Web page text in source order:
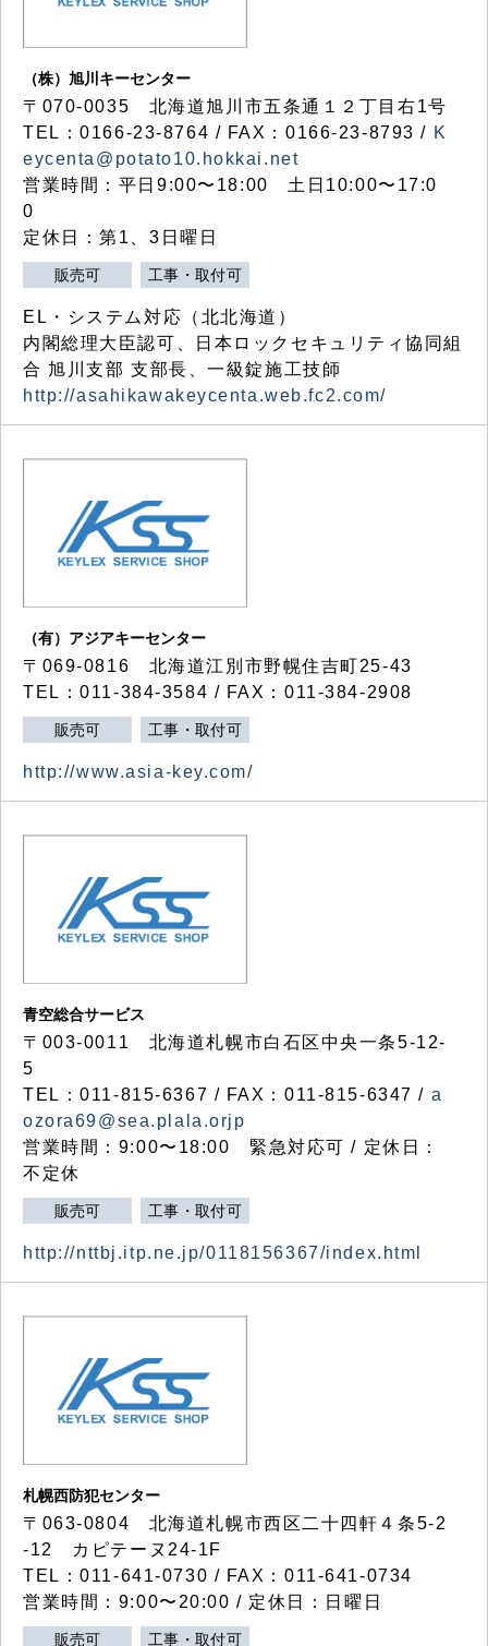
（株）旭川キーセンター
〒070-0035 北海道旭川市五条通１２丁目右1号
TEL：0166-23-8764 / FAX：0166-23-8793 / K
eycenta@potato10.hokkai.net
営業時間：平日9:00〜18:00 土日10:00〜17:0
0
定休日：第1、3日曜日
販売可 工事・取付可
EL・システム対応（北北海道）
内閣総理大臣認可、日本ロックセキュリティ協同組
合 旭川支部 支部長、一級錠施工技師
http://asahikawakeycenta.web.fc2.com/
（有）アジアキーセンター
〒069-0816 北海道江別市野幌住吉町25-43
TEL：011-384-3584 / FAX：011-384-2908
販売可 工事・取付可
http://www.asia-key.com/
青空総合サービス
〒003-0011 北海道札幌市白石区中央一条5-12-
5
TEL：011-815-6367 / FAX：011-815-6347 / a
ozora69@sea.plala.orjp
営業時間：9:00〜18:00 緊急対応可 / 定休日：
不定休
販売可 工事・取付可
http://nttbj.itp.ne.jp/0118156367/index.html
札幌西防犯センター
〒063-0804 北海道札幌市西区二十四軒４条5-2
-12 カピテーヌ24-1F
TEL：011-641-0730 / FAX：011-641-0734
営業時間：9:00〜20:00 / 定休日：日曜日
販売可 工事・取付可